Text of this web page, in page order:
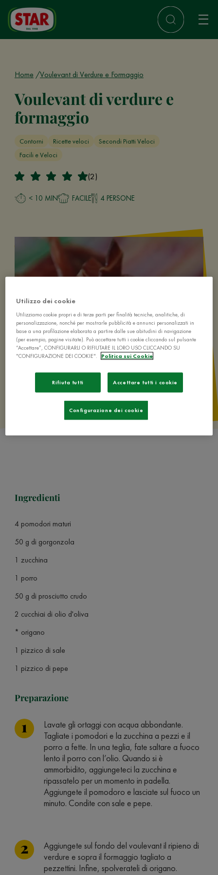
Home Voulevant di Verdure e Formaggio
Voulevant di verdure e
formaggio
Contorni Ricette veloci
Secondi Piatti Veloci
Facili e Veloci
(2)
< 10 MIN FACILE 4 PERSONE
Ingredienti
4 pomodori maturi
50 g di gorgonzola
1 zucchina
1 porro
50 g di prosciutto crudo
2 cucchiai di olio d'oliva
* origano
1 pizzico di sale
1 pizzico di pepe
Preparazione
Lavate gli ortaggi con acqua abbondante.
Tagliate i pomodori e la zucchina a pezzi e il
porro a fette. In una teglia, fate saltare a fuoco
lento il porro con l’olio. Quando si è
ammorbidito, aggiungeteci la zucchina e
ripassatelo per un momento in padella.
Aggiungete il pomodoro e lasciate sul fuoco un
minuto. Condite con sale e pepe.
Aggiungete sul fondo del voulevant il ripieno di
verdure e sopra il formaggio tagliato a
pezzettini. Infine, spolverateli di origano.
Utilizzo dei cookie
Utilizziamo cookie propri e di terze parti per finalità tecniche, analitiche, di
personalizzazione, nonché per mostrarle pubblicità e annunci personalizzati in
base a una profilazione elaborata a partire dalle sue abitudini di navigazione
(per esempio, pagine visitate). Può accettare tutti i cookie cliccando sul pulsante
“Accettare”, CONFIGURARLI O RIFIUTARE IL LORO USO CLICCANDO SU
"CONFIGURAZIONE DEI COOKIE".
Politica sui Cookie
Rifiuta tutti Accettare tutti i cookie
Configurazione dei cookie